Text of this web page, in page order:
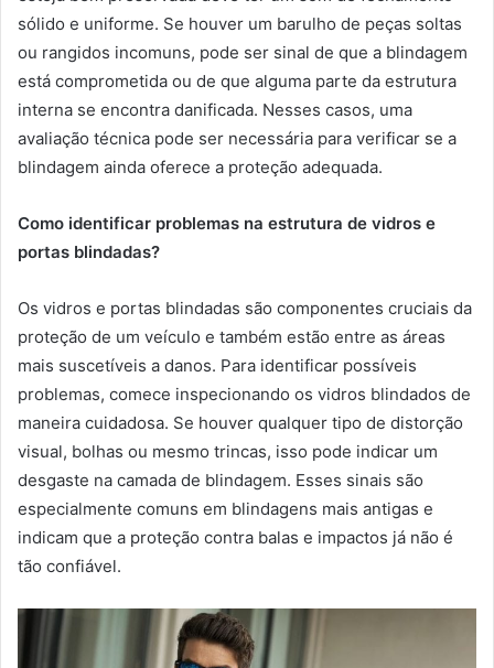
sólido e uniforme. Se houver um barulho de peças soltas
ou rangidos incomuns, pode ser sinal de que a blindagem
está comprometida ou de que alguma parte da estrutura
interna se encontra danificada. Nesses casos, uma
avaliação técnica pode ser necessária para verificar se a
blindagem ainda oferece a proteção adequada.
Como identificar problemas na estrutura de vidros e
portas blindadas?
Os vidros e portas blindadas são componentes cruciais da
proteção de um veículo e também estão entre as áreas
mais suscetíveis a danos. Para identificar possíveis
problemas, comece inspecionando os vidros blindados de
maneira cuidadosa. Se houver qualquer tipo de distorção
visual, bolhas ou mesmo trincas, isso pode indicar um
desgaste na camada de blindagem. Esses sinais são
especialmente comuns em blindagens mais antigas e
indicam que a proteção contra balas e impactos já não é
tão confiável.